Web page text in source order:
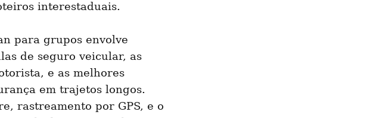
interestaduais.
para grupos envolve
de seguro veicular, as
e as melhores
em trajetos longos.
rastreamento por GPS, e o